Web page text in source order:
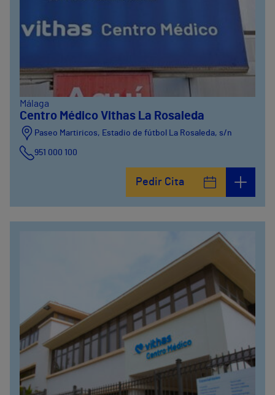
Málaga
Centro Médico Vithas La Rosaleda
Paseo Martiricos, Estadio de fútbol La Rosaleda, s/n
951 000 100
Pedir Cita